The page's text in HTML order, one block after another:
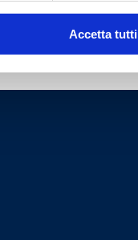
Accetta tutti